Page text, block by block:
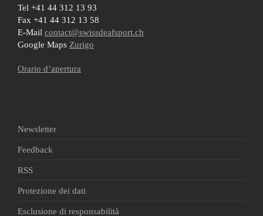
Tel +41 44 312 13 93
Fax +41 44 312 13 58
E-Mail contact@swissdeafsport.ch
Google Maps Zurigo
Orario d’apertura
Newsletter
Feedback
RSS
Protezione dei dati
Esclusione di responsabilità